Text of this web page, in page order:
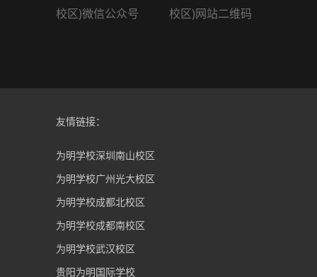
校区)微信公众号
校区)网站二维码
友情链接：
为明学校深圳南山校区
为明学校广州光大校区
为明学校成都北校区
为明学校成都南校区
为明学校武汉校区
贵阳为明国际学校